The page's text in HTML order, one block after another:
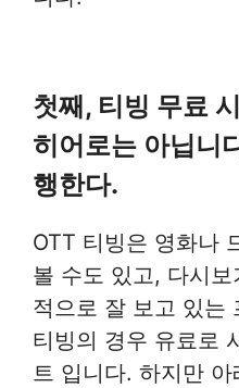
첫째, 티빙 무료
히어로는 아닙니
행한다.
OTT 티빙은 영화나
볼 수도 있고, 다시
적으로 잘 보고 있는
티빙의 경우 유료로
트 입니다. 하지만